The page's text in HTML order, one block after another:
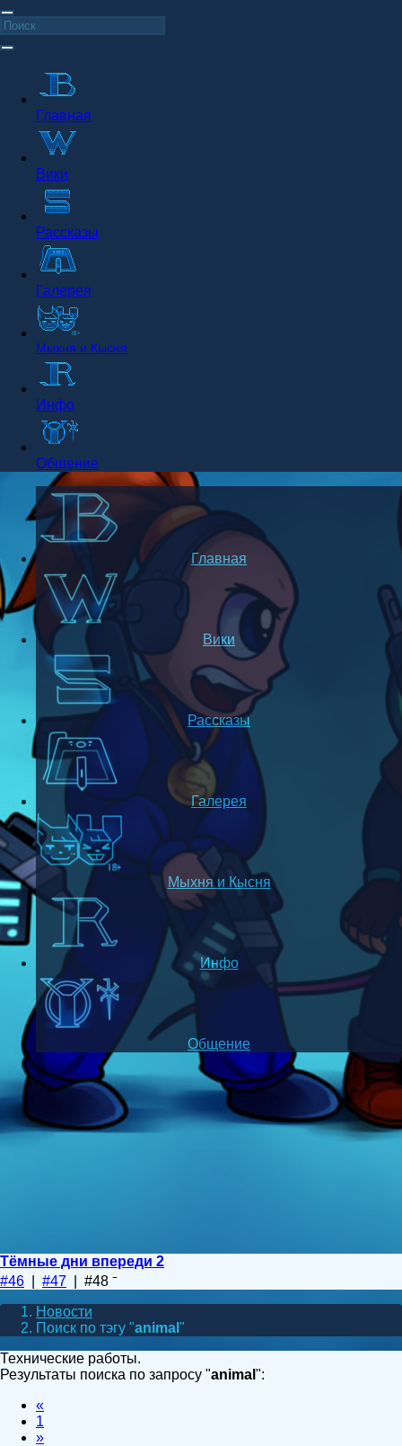
Главная
Вики
Рассказы
Галерея
Мыхня и Кысня
Инфо
Общение
Главная
Вики
Рассказы
Галерея
Мыхня и Кысня
Инфо
Общение
Тёмные дни впереди 2
#46
#47 | #48
Новости
Поиск по тэгу "animal "
Технические работы.
Результаты поиска по запросу "animal ":
«
1
»